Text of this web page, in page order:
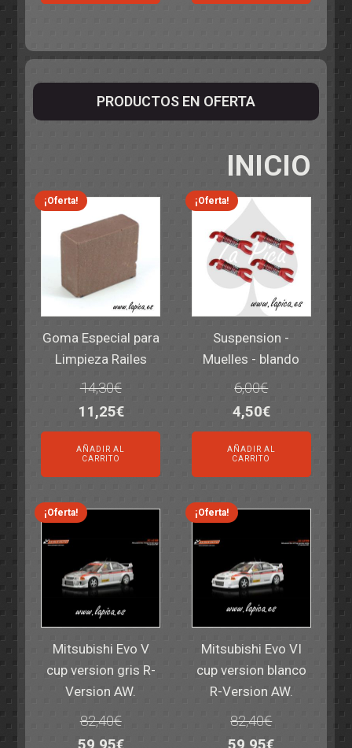
PRODUCTOS EN OFERTA
INICIO
¡Oferta!
Goma Especial para
Limpieza Railes
14,30€
El
precio
original
era:
14,30€.
11,25€El
precio
actual
es:
11,25€.
AÑADIR AL
CARRITO
¡Oferta!
Suspension -
Muelles - blando
6,00€
El
precio
original
era:
6,00€.
4,50€El
precio
actual
es:
4,50€.
AÑADIR AL
CARRITO
¡Oferta!
Mitsubishi Evo V
cup version gris R-
Version AW.
82,40€
El
59,95€El
¡Oferta!
Mitsubishi Evo VI
cup version blanco
R-Version AW.
82,40€
El
59,95€El